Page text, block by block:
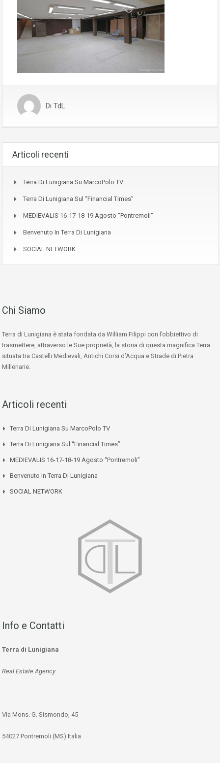
Di TdL
Articoli recenti
Terra Di Lunigiana Su MarcoPolo TV
Terra Di Lunigiana Sul “Financial Times”
MEDIEVALIS 16-17-18-19 Agosto “Pontremoli”
Benvenuto In Terra Di Lunigiana
SOCIAL NETWORK
Chi Siamo
Terra di Lunigiana è stata fondata da William Filippi con l’obbiettivo di
trasmettere, attraverso le Sue proprietà, la storia di questa magnifica Terra
situata tra Castelli Medievali, Antichi Corsi d’Acqua e Strade di Pietra
Millenarie.
Articoli recenti
Terra Di Lunigiana Su MarcoPolo TV
Terra Di Lunigiana Sul “Financial Times”
MEDIEVALIS 16-17-18-19 Agosto “Pontremoli”
Benvenuto In Terra Di Lunigiana
SOCIAL NETWORK
Info e Contatti
Terra di Lunigiana
Real Estate Agency
Via Mons. G. Sismondo, 45
54027 Pontremoli (MS) Italia